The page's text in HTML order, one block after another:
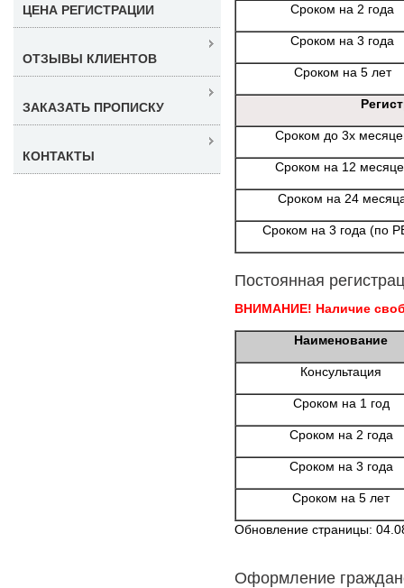
Сроком на 2 года
Сроком на 3 года
Сроком на 5 лет
Сроком до 3х
Сроком на 12
Сроком на 24
Сроком на 3 года (по
Постоянная
ВНИМАНИЕ! Наличие
Наименование
Консультация
Сроком на 1 год
Сроком на 2 года
Сроком на 3 года
Сроком на 5 лет
Обновление страницы:
Оформление
ЦЕНА РЕГИСТРАЦИИ
ОТЗЫВЫ КЛИЕНТОВ
ЗАКАЗАТЬ ПРОПИСКУ
КОНТАКТЫ